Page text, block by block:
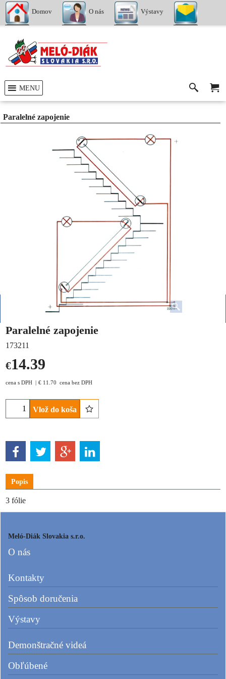
Domov O nás Výstavy
MENU
Paralelné zapojenie
Paralelné zapojenie
173211
€14.39
cena s DPH € 11.70 cena bez DPH
Vlož do koša
Popis
3 fólie
Meló-Diák Slovakia s.r.o.
O nás
Kontakty
Spôsob doručenia
Výstavy
Demonštračné videá
Obľúbené